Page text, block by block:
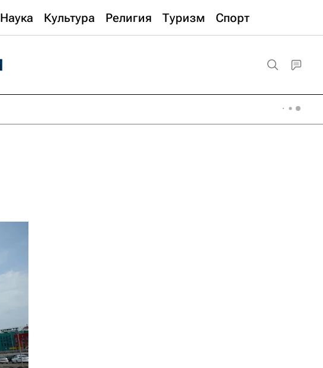
Наука Культура Религия Туризм Спорт